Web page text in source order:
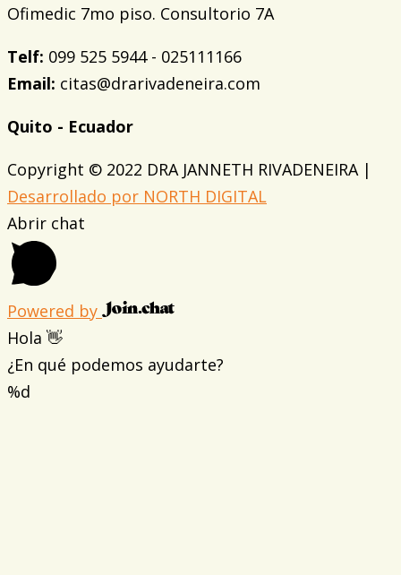
Ofimedic 7mo piso. Consultorio 7A
Telf: 099 525 5944 - 025111166
Email: citas@drarivadeneira.com
Quito - Ecuador
Copyright © 2022 DRA JANNETH RIVADENEIRA |
Desarrollado por NORTH DIGITAL
Abrir chat
Powered by
Hola 👋
¿En qué podemos ayudarte?
%d